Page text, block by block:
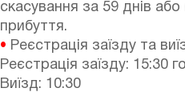
скасування за 59 днів
прибуття.
• Реєстрація заїзду та
Реєстрація заїзду: 15:30
Виїзд: 10:30